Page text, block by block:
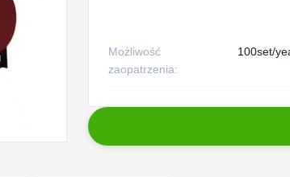
Możliwość
zaopatrzenia:
100set/